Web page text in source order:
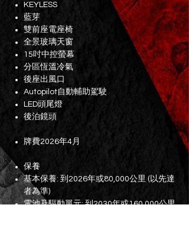
KEYLESS
藍芽
雙前座電座椅
全景玻璃天窗
15吋中控螢幕
分區恆溫冷氣
後座出風口
Autopilot自動輔助駕駛
LED頭尾燈
後泊鏡頭
牌費2026年4月
保養
基本保養: 到2026年或80,000公里 (以先達
者為準)
電池及驅動單元: 到2030年或160,000公里